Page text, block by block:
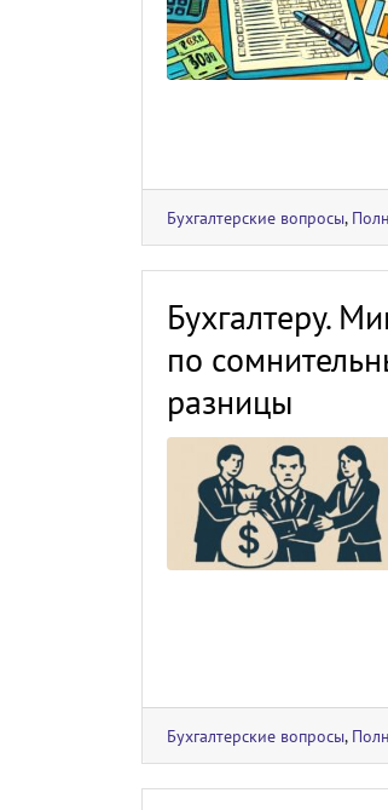
Бухгалтерские вопросы,
Бухгалтеру.
по
разницы
Бухгалтерские вопросы,